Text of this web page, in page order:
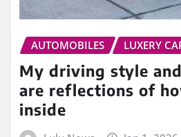
AUTOMOBILES LUXERY
My driving style
are reflections of
inside